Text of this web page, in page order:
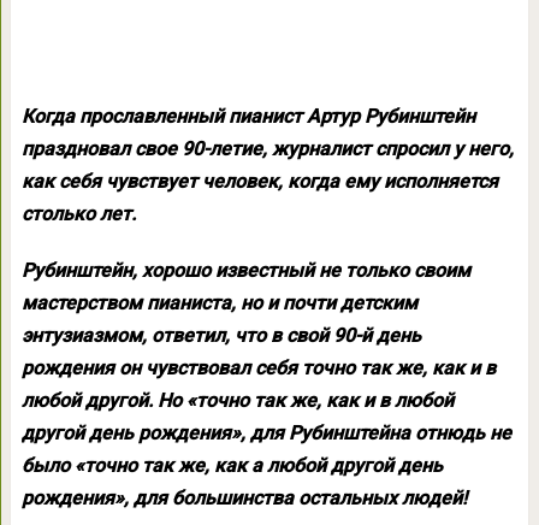
Когда прославленный пианист Артур Рубинштейн
праздновал свое 90-летие, журналист спросил у него,
как себя чувствует человек, когда ему исполняется
столько лет.
Рубинштейн, хорошо известный не только своим
мастерством пианиста, но и почти детским
энтузиазмом, ответил, что в свой 90-й день
рождения он чувствовал себя точно так же, как и в
любой другой. Но «точно так же, как и в любой
другой день рождения», для Рубинштейна отнюдь не
было «точно так же, как а любой другой день
рождения», для большинства остальных людей!